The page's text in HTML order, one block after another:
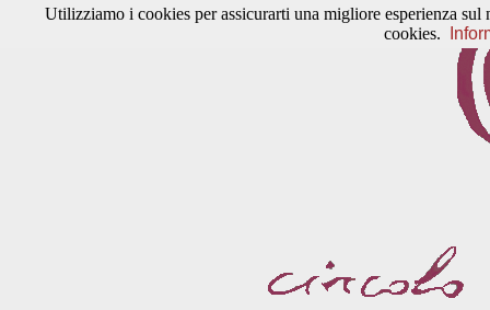
Utilizziamo i cookies per assicurarti una migliore esperienza
cookies.